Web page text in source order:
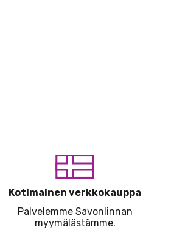
Kotimainen verkkokauppa
Palvelemme Savonlinnan
myymälästämme.